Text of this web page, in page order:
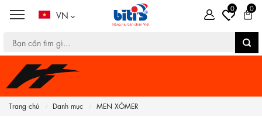
VN
0 0
Trang chủ Danh mục MEN XÔMER